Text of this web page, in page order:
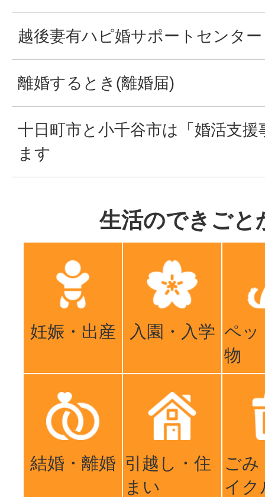
越後妻有ハピ婚サポートセンター
離婚するとき(離婚届)
十日町市と小千谷市は「婚活支
ます
生活のできごと
妊娠・出産 入園・入学 ペッ
物
結婚・離婚 引越し・住
まい
ごみ
イク